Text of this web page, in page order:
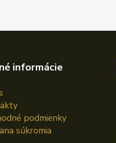
informácie
podmienky
súkromia